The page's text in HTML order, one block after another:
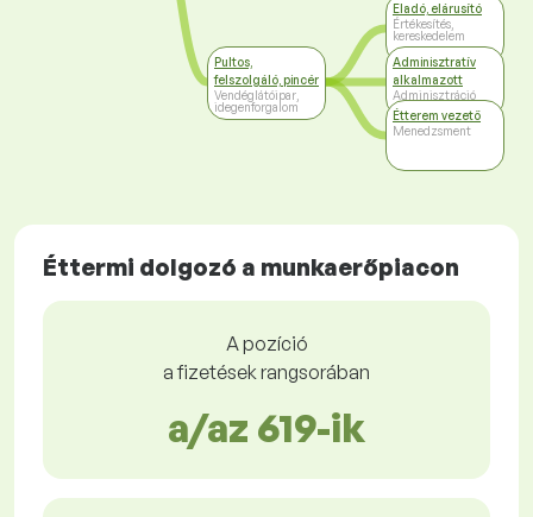
Pultos,
felszolgáló, pincér
Vendéglátóipar,
idegenforgalom
Eladó, elárusító
Értékesítés,
kereskedelem
Adminisztratív
alkalmazott
Adminisztráció
Étterem vezető
Menedzsment
Éttermi dolgozó a munkaerőpiacon
A pozíció
a fizetések rangsorában
a/az 619-ik